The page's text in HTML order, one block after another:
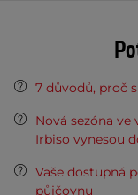
7 důvodů, proč
Nová sezóna
Irbiso vynesou
Vaše dostupná
půjčovnu